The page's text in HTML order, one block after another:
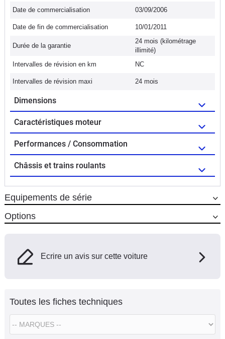
Date de commercialisation 03/09/2006
Date de fin de commercialisation 10/01/2011
Durée de la garantie
24 mois (kilométrage
illimité)
Intervalles de révision en km
NC
Intervalles de révision maxi 24 mois
Dimensions
Caractéristiques moteur
Performances / Consommation
Châssis et trains roulants
Equipements de série
Options
Ecrire un avis sur cette voiture
Toutes les fiches techniques